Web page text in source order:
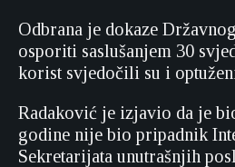
Odbrana je dokaze
osporiti saslušanjem 30
korist svjedočili su i
Radaković je izjavio da je
godine nije bio pripadnik
Sekretarijata unutrašnjih